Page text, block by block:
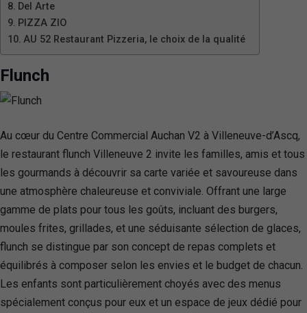
Del Arte
PIZZA ZIO
AU 52 Restaurant Pizzeria, le choix de la qualité
Flunch
Au cœur du Centre Commercial Auchan V2 à Villeneuve-d’Ascq,
le restaurant flunch Villeneuve 2 invite les familles, amis et tous
les gourmands à découvrir sa carte variée et savoureuse dans
une atmosphère chaleureuse et conviviale. Offrant une large
gamme de plats pour tous les goûts, incluant des burgers,
moules frites, grillades, et une séduisante sélection de glaces,
flunch se distingue par son concept de repas complets et
équilibrés à composer selon les envies et le budget de chacun.
Les enfants sont particulièrement choyés avec des menus
spécialement conçus pour eux et un espace de jeux dédié pour